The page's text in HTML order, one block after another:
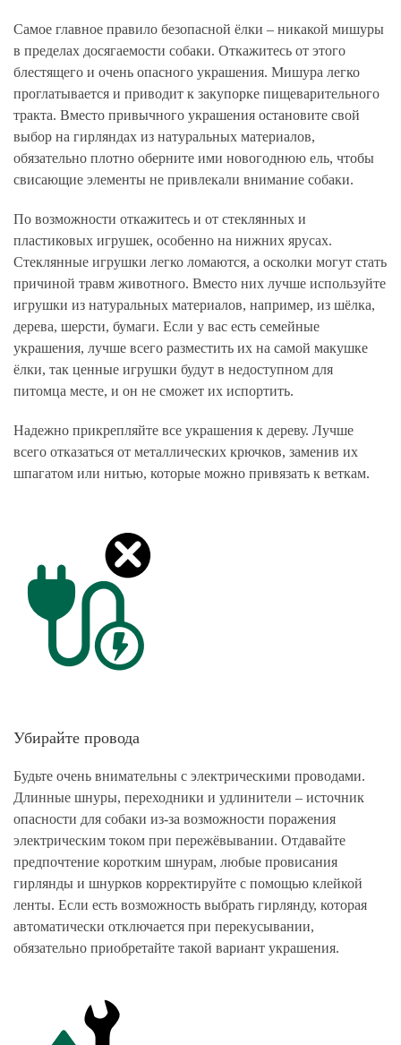
Самое главное правило безопасной ёлки – никакой мишуры
в пределах досягаемости собаки. Откажитесь от этого
блестящего и очень опасного украшения. Мишура легко
проглатывается и приводит к закупорке пищеварительного
тракта. Вместо привычного украшения остановите свой
выбор на гирляндах из натуральных материалов,
обязательно плотно оберните ими новогоднюю ель, чтобы
свисающие элементы не привлекали внимание собаки.
По возможности откажитесь и от стеклянных и
пластиковых игрушек, особенно на нижних ярусах.
Стеклянные игрушки легко ломаются, а осколки могут стать
причиной травм животного. Вместо них лучше используйте
игрушки из натуральных материалов, например, из шёлка,
дерева, шерсти, бумаги. Если у вас есть семейные
украшения, лучше всего разместить их на самой макушке
ёлки, так ценные игрушки будут в недоступном для
питомца месте, и он не сможет их испортить.
Надежно прикрепляйте все украшения к дереву. Лучше
всего отказаться от металлических крючков, заменив их
шпагатом или нитью, которые можно привязать к веткам.
Убирайте провода
Будьте очень внимательны с электрическими проводами.
Длинные шнуры, переходники и удлинители – источник
опасности для собаки из-за возможности поражения
электрическим током при пережёвывании. Отдавайте
предпочтение коротким шнурам, любые провисания
гирлянды и шнурков корректируйте с помощью клейкой
ленты. Если есть возможность выбрать гирлянду, которая
автоматически отключается при перекусывании,
обязательно приобретайте такой вариант украшения.